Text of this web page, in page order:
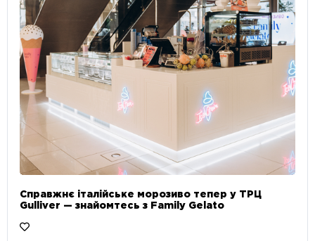
Справжнє італійське морозиво тепер у ТРЦ
Gulliver — знайомтесь з Family Gelato